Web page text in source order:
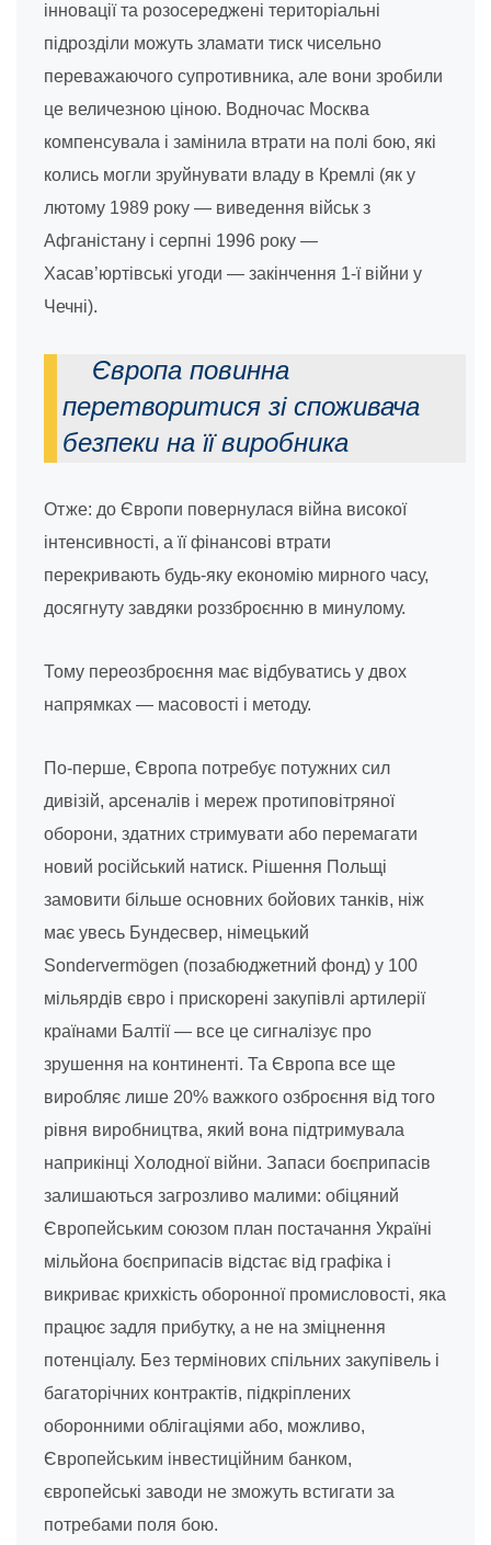
інновації та розосереджені територіальні
підрозділи можуть зламати тиск чисельно
переважаючого супротивника, але вони зробили
це величезною ціною. Водночас Москва
компенсувала і замінила втрати на полі бою, які
колись могли зруйнувати владу в Кремлі (як у
лютому 1989 року — виведення військ з
Афганістану і серпні 1996 року —
Хасав’юртівські угоди — закінчення 1-ї війни у
Чечні).
Європа повинна
перетворитися зі споживача
безпеки на її виробника
Отже: до Європи повернулася війна високої
інтенсивності, а її фінансові втрати
перекривають будь-яку економію мирного часу,
досягнуту завдяки роззброєнню в минулому.
Тому переозброєння має відбуватись у двох
напрямках — масовості і методу.
По-перше, Європа потребує потужних сил
дивізій, арсеналів і мереж протиповітряної
оборони, здатних стримувати або перемагати
новий російський натиск. Рішення Польщі
замовити більше основних бойових танків, ніж
має увесь Бундесвер, німецький
Sondervermögen (позабюджетний фонд) у 100
мільярдів євро і прискорені закупівлі артилерії
країнами Балтії — все це сигналізує про
зрушення на континенті. Та Європа все ще
виробляє лише 20% важкого озброєння від того
рівня виробництва, який вона підтримувала
наприкінці Холодної війни. Запаси боєприпасів
залишаються загрозливо малими: обіцяний
Європейським союзом план постачання Україні
мільйона боєприпасів відстає від графіка і
викриває крихкість оборонної промисловості, яка
працює задля прибутку, а не на зміцнення
потенціалу. Без термінових спільних закупівель і
багаторічних контрактів, підкріплених
оборонними облігаціями або, можливо,
Європейським інвестиційним банком,
європейські заводи не зможуть встигати за
потребами поля бою.